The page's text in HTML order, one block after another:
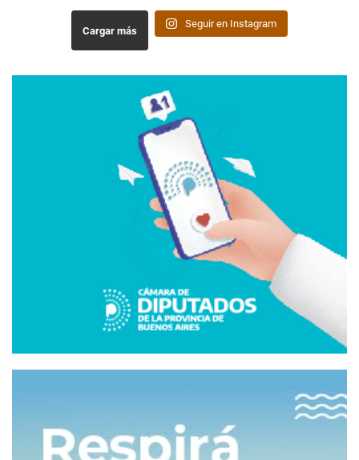
Cargar más
Seguir en Instagram